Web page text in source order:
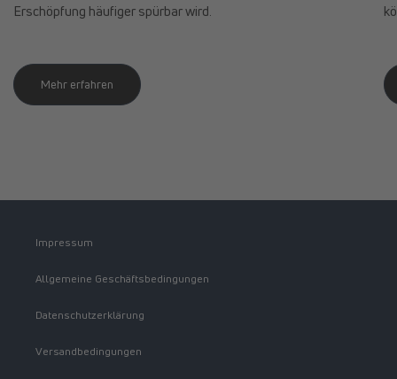
Erschöpfung häufiger spürbar wird.
Mehr erfahren
Impressum
Allgemeine Geschäftsbedingungen
Datenschutzerklärung
Versandbedingungen